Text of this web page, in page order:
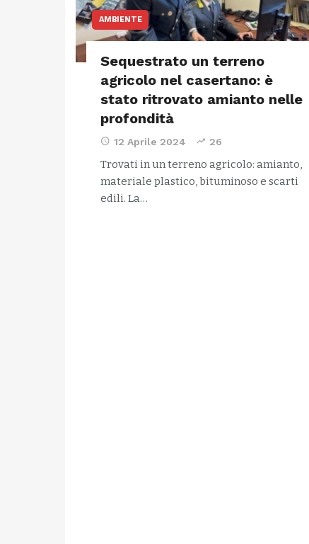
AMBIENTE
Sequestrato un terreno
agricolo nel casertano: è
stato ritrovato amianto nelle
profondità
12 Aprile 2024 26
Trovati in un terreno agricolo: amianto,
materiale plastico, bituminoso e scarti
edili. La…